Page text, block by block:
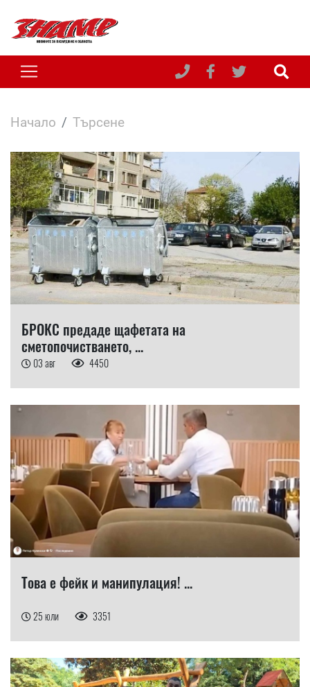
Начало Търсене
БРОКС предаде щафетата на
сметопочистването, ...
03 авг 4450
Това е фейк и манипулация! ...
25 юли 3351